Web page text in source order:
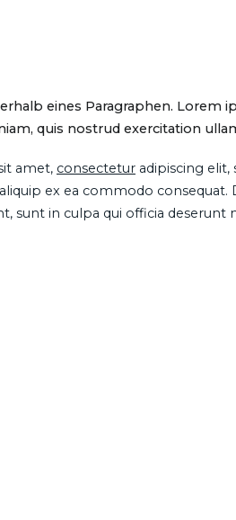
eines Paragraphen. Lorem
quis nostrud exercitation
amet, consectetur adipiscing
ex ea commodo
sunt in culpa qui officia